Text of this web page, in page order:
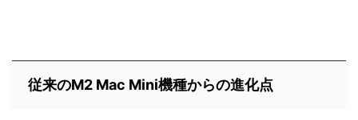
従来のM2 Mac Mini機種からの進化点